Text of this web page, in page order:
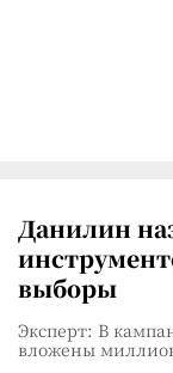
Данилин
выборы
Эксперт: В
вложены